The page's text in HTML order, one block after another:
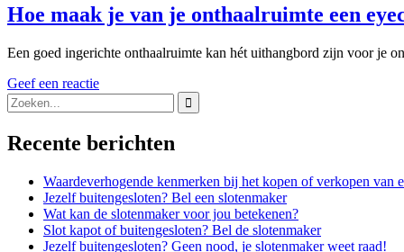
Hoe maak je van je onthaalruimte een
Een goed ingerichte onthaalruimte kan hét uithangbord zijn voor je
Geef een reactie
Search
for:
Recente berichten
Waardeverhogende kenmerken bij het kopen of verkopen van
Jezelf buitengesloten? Bel een slotenmaker
Wat kan de slotenmaker voor jou betekenen?
Slot kapot of buitengesloten? Bel de slotenmaker
Jezelf buitengesloten? Geen nood, je slotenmaker weet raad!